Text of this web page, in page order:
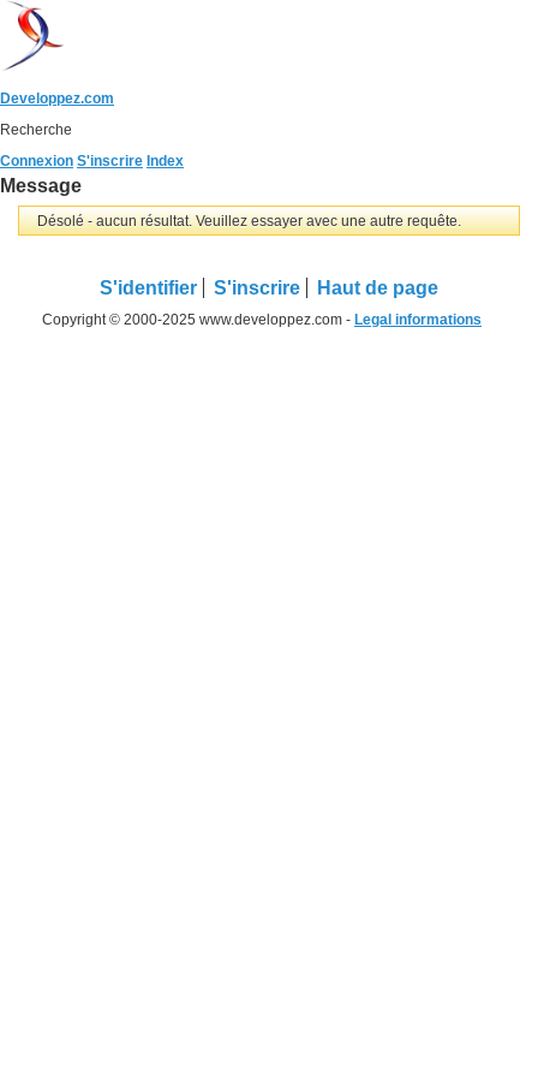
Developpez.com
Recherche
Connexion S'inscrire Index
Message
Désolé - aucun résultat. Veuillez essayer avec une autre requête.
S'identifier S'inscrire Haut de page
Copyright © 2000-2025 www.developpez.com - Legal informations